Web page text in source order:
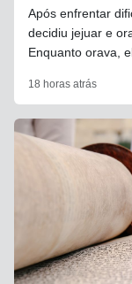
Após enfrentar
decidiu jejuar e
Enquanto orava,
18 horas atrás